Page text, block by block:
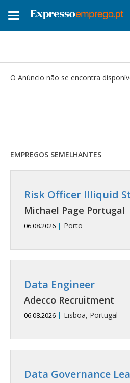
Toggle
O Anúncio não se encontra
EMPREGOS SEMELHANTES
Risk Officer Illiquid
Michael Page Portugal
06.08.2026 | Porto
Data Engineer
Adecco Recruitment
06.08.2026 | Lisboa, Portugal
Data Governance